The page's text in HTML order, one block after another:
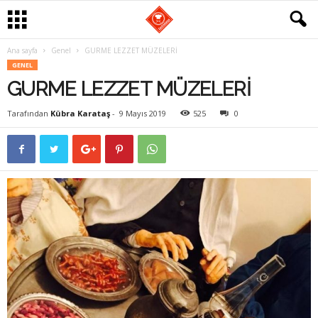
Ana sayfa Genel GURME LEZZET MÜZELERİ
GENEL
GURME LEZZET MÜZELERİ
Tarafından Kübra Karataş - 9 Mayıs 2019 525 0